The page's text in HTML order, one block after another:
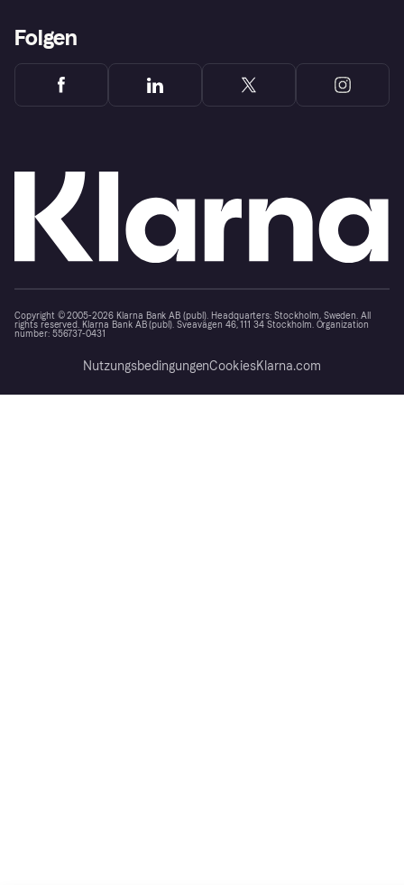
Folgen
Copyright © 2005-2026 Klarna Bank AB (publ). Headquarters: Stockholm, Sweden. All
rights reserved. Klarna Bank AB (publ). Sveavägen 46, 111 34 Stockholm. Organization
number: 556737-0431
NutzungsbedingungenCookiesKlarna.com